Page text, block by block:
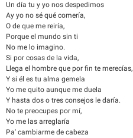
Un día tu y yo nos despedimos
Ay yo no sé qué comería,
O de que me reiría,
Porque el mundo sin ti
No me lo imagino.
Si por cosas de la vida,
Llega el hombre que por fin te merecías,
Y si él es tu alma gemela
Yo me quito aunque me duela
Y hasta dos o tres consejos le daría.
No te preocupes por mí,
Yo me las arreglaría
Pa' cambiarme de cabeza